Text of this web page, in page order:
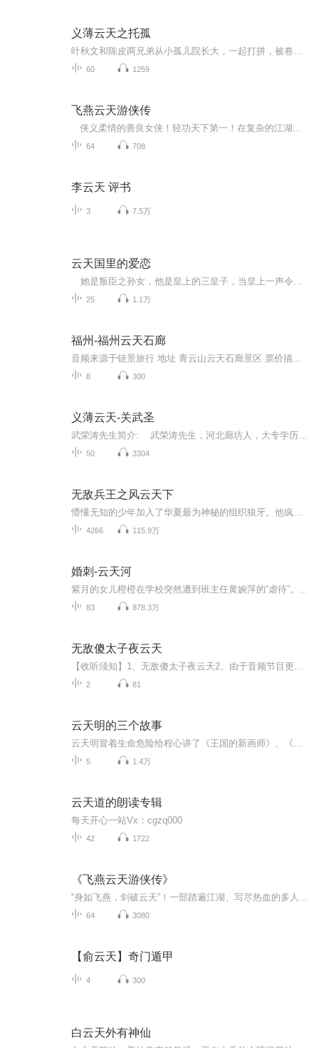
义薄云天之托孤
60 1259
飞燕云天游侠传
64 708
李云天 评书
3 7.5万
云天国里的爱恋
25 1.1万
福州-福州云天石廊
8 300
义薄云天-关武圣
50 3304
无敌兵王之风云天下
4266 115.9万
婚刺-云天河
83 878.3万
无敌傻太子夜云天
2 81
云天明的三个故事
5 1.4万
云天道的朗读专辑
每天开心一站Vx：cgzq000
42 1722
《飞燕云天游侠传》
64 3080
【俞云天】奇门遁甲
4 300
白云天外有神仙